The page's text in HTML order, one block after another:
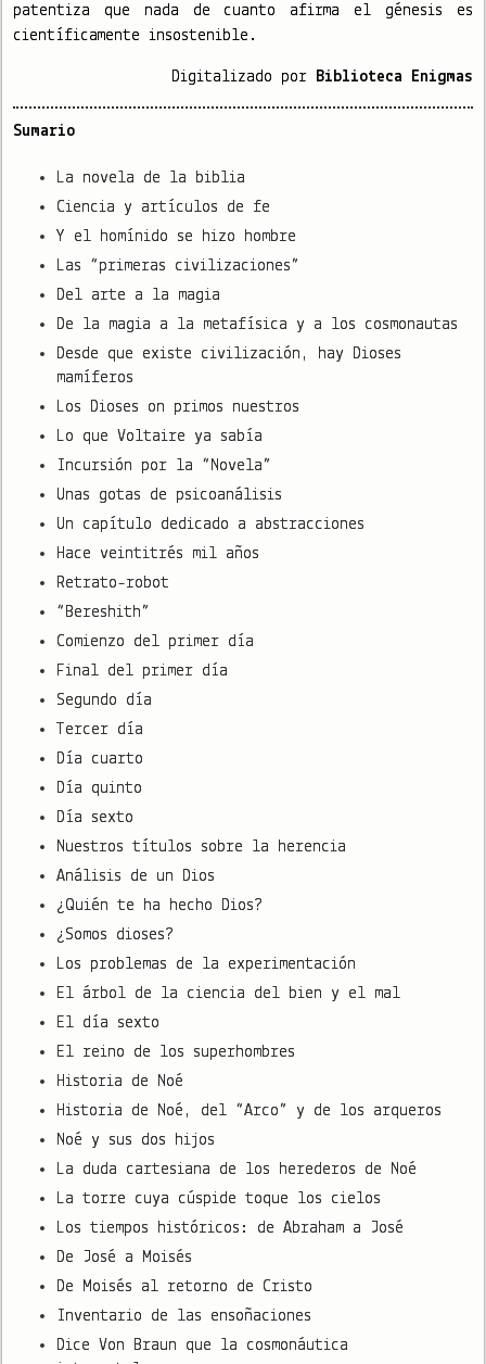
patentiza que nada de cuanto afirma el génesis es
científicamente insostenible.
Digitalizado porBiblioteca Enigmas
Sumario
La novela de la biblia
Ciencia y artículos de fe
Y el homínido se hizo hombre
Las “primeras civilizaciones”
Del arte a la magia
De la magia a la metafísica y a los cosmonautas
Desde que existe civilización, hay Dioses
mamíferos
Los Dioses on primos nuestros
Lo que Voltaire ya sabía
Incursión por la “Novela”
Unas gotas de psicoanálisis
Un capítulo dedicado a abstracciones
Hace veintitrés mil años
Retrato-robot
“Bereshith”
Comienzo del primer día
Final del primer día
Segundo día
Tercer día
Día cuarto
Día quinto
Día sexto
Nuestros títulos sobre la herencia
Análisis de un Dios
¿Quién te ha hecho Dios?
¿Somos dioses?
Los problemas de la experimentación
El árbol de la ciencia del bien y el mal
El día sexto
El reino de los superhombres
Historia de Noé
Historia de Noé, del “Arco” y de los arqueros
Noé y sus dos hijos
La duda cartesiana de los herederos de Noé
La torre cuya cúspide toque los cielos
Los tiempos históricos: de Abraham a José
De José a Moisés
De Moisés al retorno de Cristo
Inventario de las ensoñaciones
Dice Von Braun que la cosmonáutica